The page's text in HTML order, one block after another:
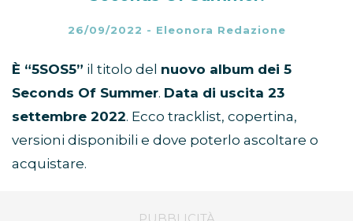
26/09/2022 - Eleonora Redazione
È “5SOS5” il titolo del nuovo album dei 5
Seconds Of Summer. Data di uscita 23
settembre 2022. Ecco tracklist, copertina,
versioni disponibili e dove poterlo ascoltare o
acquistare.